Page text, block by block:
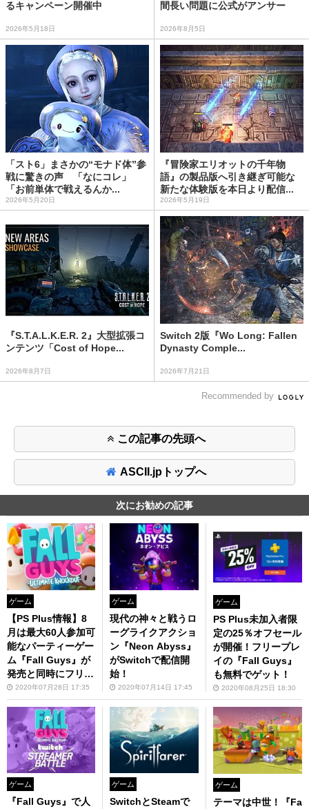
るキャンペーン開催中
2026年5月18日
間長い問題に公式がアンサー
2026年8月5日
「スト6」まさかの“モナド体”参
戦に驚きの声 「なにコレ」
「お前単体で戦えるんか...
2026年5月20日
『冒険家エリオットの千年物
語』の製品版へ引き継ぎ可能な
新たな体験版を本日より配信...
2026年5月19日
『S.T.A.L.K.E.R. 2』大型拡張コ
ンテンツ「Cost of Hope...
2026年8月7日
Switch 2版『Wo Long: Fallen
Dynasty Comple...
2026年7月21日
Recommended by
この記事の先頭へ
ASCII.jpトップへ
次にお勧めの記事
ゲーム
【PS Plus情報】8
月は最大60人参加可
能なパーティーゲー
ム『Fall Guys』が
発売と同時にフリー
プレイで登場！
2020年07月28日 17:35
ゲーム
現代の神々と戦うロ
ーグライクアクショ
ン『Neon Abyss』
がSwitchで配信開
始！
2020年07月14日 17:45
ゲーム
PS Plus未加入者限
定の25％オフセール
が開催！フリープレ
イの『Fall Guys』
も無料でゲット！
2020年08月25日 18:30
ゲーム
『Fall Guys』で人
ゲーム
SwitchとSteamで
ゲーム
テーマは中世！『Fa